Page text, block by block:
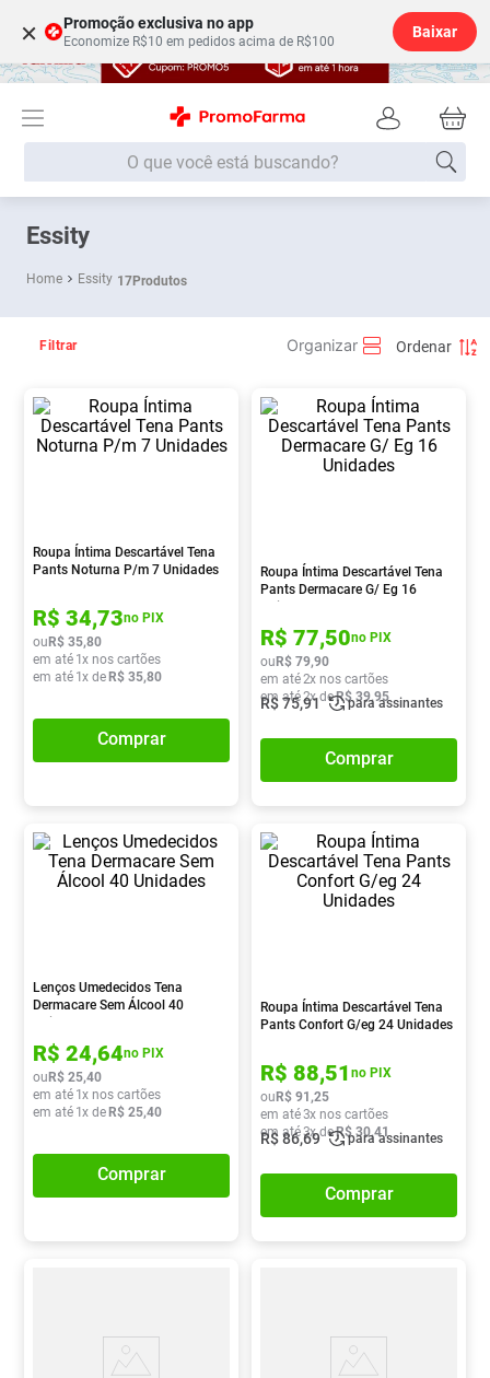
× Promoção exclusiva no app
Economize R$10 em pedidos acima de R$100
Baixar
O que você está buscando?
Essity
Essity 17Produtos
Filtrar
Roupa Íntima Descartável Tena
Pants Noturna P/m 7 Unidades
R$ 34,73no PIX
ouR$ 35,80
em até 1x nos cartões
em até 1x deR$ 35,80
Comprar
Roupa Íntima Descartável Tena
Pants Dermacare G/ Eg 16
Unidades
R$ 77,50no PIX
ouR$ 79,90
em até2x nos cartões
em até2x deR$ 39,95
R$75,91 para assinantes
Comprar
Lenços Umedecidos Tena
Dermacare Sem Álcool 40
Unidades
R$ 24,64no PIX
ouR$ 25,40
em até 1x nos cartões
em até 1x deR$ 25,40
Comprar
Roupa Íntima Descartável Tena
Pants Confort G/eg 24 Unidades
R$ 88,51 no PIX
ouR$ 91 ,25
em até3x nos cartões
em até3x deR$ 30,41
R$86,69 para assinantes
Comprar
Termos mais buscados
1 º Fralda
3º
Fralda G
6º Shampoo
9 º Lavitan